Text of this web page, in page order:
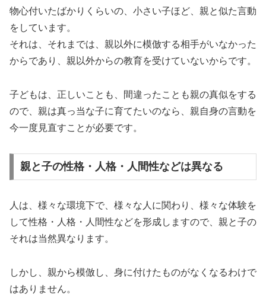
物心付いたばかりくらいの、小さい子ほど、親と似た言動
をしています。
それは、それまでは、親以外に模倣する相手がいなかった
からであり、親以外からの教育を受けていないからです。
子どもは、正しいことも、間違ったことも親の真似をする
ので、親は真っ当な子に育てたいのなら、親自身の言動を
今一度見直すことが必要です。
親と子の性格・人格・人間性などは異なる
人は、様々な環境下で、様々な人に関わり、様々な体験を
して性格・人格・人間性などを形成しますので、親と子の
それは当然異なります。
しかし、親から模倣し、身に付けたものがなくなるわけで
はありません。